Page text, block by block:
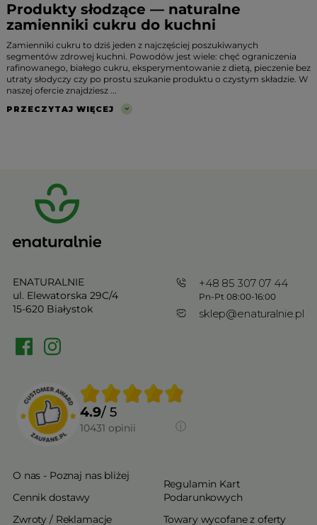
Produkty słodzące — naturalne
zamienniki cukru do kuchni
Zamienniki cukru to dziś jeden z najczęściej poszukiwanych
segmentów zdrowej kuchni. Powodów jest wiele: chęć ograniczenia
rafinowanego, białego cukru, eksperymentowanie z dietą, pieczenie bez
utraty słodyczy czy po prostu szukanie produktu o czystym składzie. W
naszej ofercie znajdziesz ...
PRZECZYTAJ WIĘCEJ
ENATURALNIE
ul. Elewatorska 29C/4
15-620 Białystok
+48 85 307 07 44
Pn-Pt 08:00-16:00
sklep@enaturalnie.pl
4.9/ 5
10431 opinii
O nas - Poznaj nas bliżej
Cennik dostawy
Zwroty / Reklamacje
Regulamin Kart
Podarunkowych
Towary wycofane z oferty